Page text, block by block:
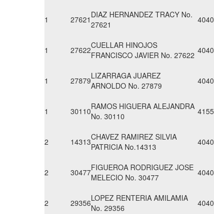
1 27621 DIAZ HERNANDEZ TRACY No.
27621
1 27622CUELLAR HINOJOS
FRANCISCO JAVIER No. 27622
1 27879LIZARRAGA JUAREZ
ARNOLDO No. 27879
1 30110RAMOS HIGUERA ALEJANDRA
No. 30110
2 14313CHAVEZ RAMIREZ SILVIA
PATRICIA No.14313
2 30477FIGUEROA RODRIGUEZ JOSE
MELECIO No. 30477
2 29356LOPEZ RENTERIA AMILAMIA
No. 29356